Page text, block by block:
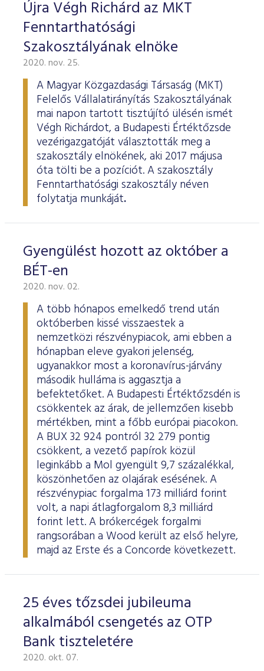
ESG Útmutató
Újra Végh Richárd az MKT
Fenntarthatósági
Szakosztályának elnöke
2020. nov. 25.
A Magyar Közgazdasági Társaság (MKT)
Felelős Vállalatirányítás Szakosztályának
mai napon tartott tisztújító ülésén ismét
Végh Richárdot, a Budapesti Értéktőzsde
vezérigazgatóját választották meg a
szakosztály elnökének, aki 2017 májusa
óta tölti be a pozíciót. A szakosztály
Fenntarthatósági szakosztály néven
folytatja munkáját.
Gyengülést hozott az október a
BÉT-en
2020. nov. 02.
A több hónapos emelkedő trend után
októberben kissé visszaestek a
nemzetközi részvénypiacok, ami ebben a
hónapban eleve gyakori jelenség,
ugyanakkor most a koronavírus-járvány
második hulláma is aggasztja a
befektetőket. A Budapesti Értéktőzsdén is
csökkentek az árak, de jellemzően kisebb
mértékben, mint a főbb európai piacokon.
A BUX 32 924 pontról 32 279 pontig
csökkent, a vezető papírok közül
leginkább a Mol gyengült 9,7 százalékkal,
köszönhetően az olajárak esésének. A
részvénypiac forgalma 173 milliárd forint
volt, a napi átlagforgalom 8,3 milliárd
forint lett. A brókercégek forgalmi
rangsorában a Wood került az első helyre,
majd az Erste és a Concorde következett.
25 éves tőzsdei jubileuma
alkalmából csengetés az OTP
Bank tiszteletére
2020. okt. 07.